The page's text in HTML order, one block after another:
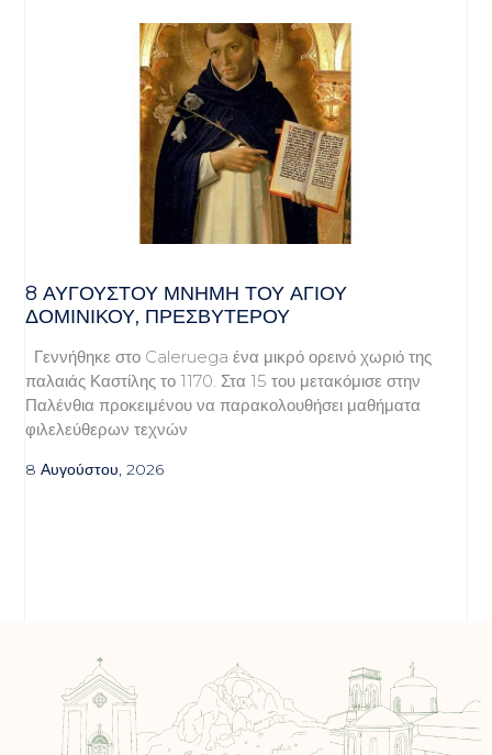
8 ΑΥΓΟΥΣΤΟΥ ΜΝΗΜΗ ΤΟΥ ΑΓΙΟΥ
ΔΟΜΙΝΙΚΟΥ, ΠΡΕΣΒΥΤΕΡΟΥ
Γεννήθηκε στο Caleruega ένα μικρό ορεινό χωριό της
παλαιάς Καστίλης το 1170. Στα 15 του μετακόμισε στην
Παλένθια προκειμένου να παρακολουθήσει μαθήματα
φιλελεύθερων τεχνών
8 Αυγούστου, 2026